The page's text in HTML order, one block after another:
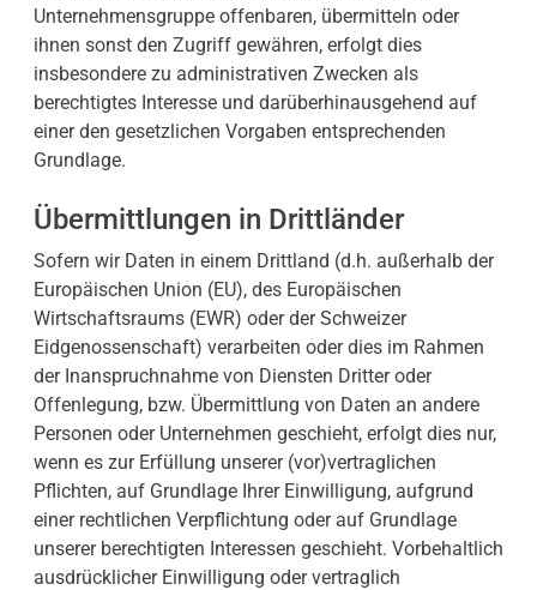
Unternehmensgruppe offenbaren, übermitteln oder
ihnen sonst den Zugriff gewähren, erfolgt dies
insbesondere zu administrativen Zwecken als
berechtigtes Interesse und darüberhinausgehend auf
einer den gesetzlichen Vorgaben entsprechenden
Grundlage.
Übermittlungen in Drittländer
Sofern wir Daten in einem Drittland (d.h. außerhalb der
Europäischen Union (EU), des Europäischen
Wirtschaftsraums (EWR) oder der Schweizer
Eidgenossenschaft) verarbeiten oder dies im Rahmen
der Inanspruchnahme von Diensten Dritter oder
Offenlegung, bzw. Übermittlung von Daten an andere
Personen oder Unternehmen geschieht, erfolgt dies nur,
wenn es zur Erfüllung unserer (vor)vertraglichen
Pflichten, auf Grundlage Ihrer Einwilligung, aufgrund
einer rechtlichen Verpflichtung oder auf Grundlage
unserer berechtigten Interessen geschieht. Vorbehaltlich
ausdrücklicher Einwilligung oder vertraglich